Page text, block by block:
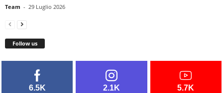
Team - 29 Luglio 2026
Follow us
6.5K 2.1K 5.7K